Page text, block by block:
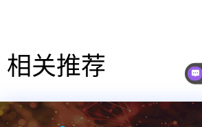
相关推荐